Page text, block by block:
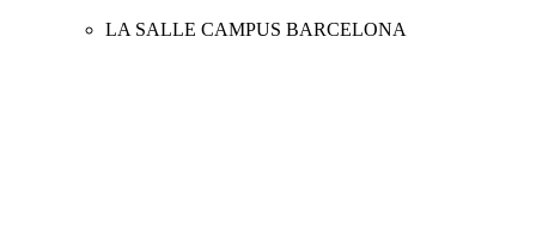
LA SALLE CAMPUS BARCELONA